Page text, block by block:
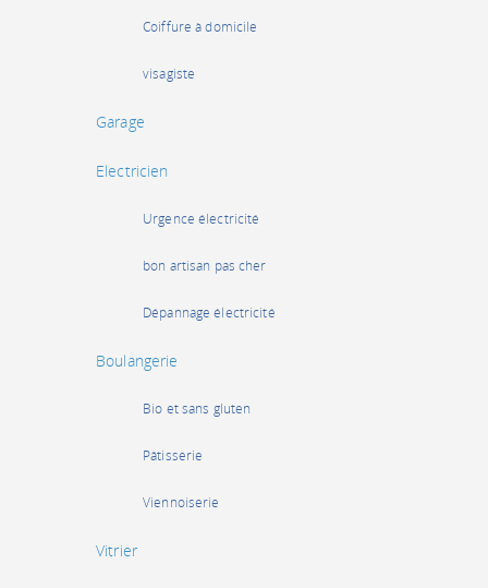
Coiffure à domicile
visagiste
Garage
Electricien
Urgence électricité
bon artisan pas cher
Dépannage électricité
Boulangerie
Bio et sans gluten
Pâtisserie
Viennoiserie
Vitrier